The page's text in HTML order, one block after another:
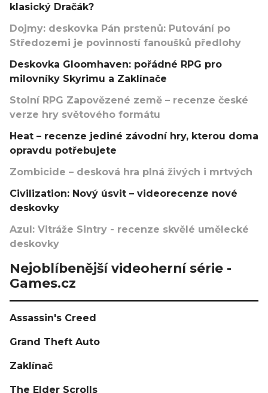
klasický Dračák?
Dojmy: deskovka Pán prstenů: Putování po
Středozemi je povinností fanoušků předlohy
Deskovka Gloomhaven: pořádné RPG pro
milovníky Skyrimu a Zaklínače
Stolní RPG Zapovězené země – recenze české
verze hry světového formátu
Heat – recenze jediné závodní hry, kterou doma
opravdu potřebujete
Zombicide – desková hra plná živých i mrtvých
Civilization: Nový úsvit – videorecenze nové
deskovky
Azul: Vitráže Sintry - recenze skvělé umělecké
deskovky
Nejoblíbenější videoherní série -
Games.cz
Assassin's Creed
Grand Theft Auto
Zaklínač
The Elder Scrolls